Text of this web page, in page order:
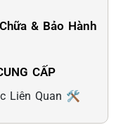
& Bảo Hành
CẤP
Liên Quan 🛠️